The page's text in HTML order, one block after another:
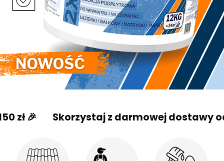
Skorzystaj z darmowej dostawy od 150 zł